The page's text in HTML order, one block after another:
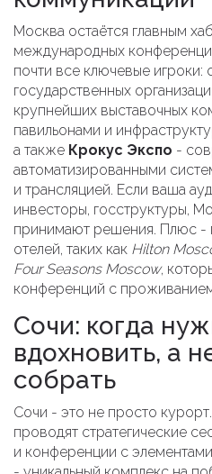
Москва остаётся главным
международных
почти все ключевые
государственных
крупнейших выставочных
павильонами и
а также Крокус Экспо -
автоматизированными
и трансляцией. Если ваша
инвесторы, госструктуры,
принимают решения. Плюс -
отелей, таких как Hilton
Four Seasons Moscow,
конференций с
Сочи: когда
вдохновить, а
собрать
Сочи - это не просто
проводят стратегические
и конференции с